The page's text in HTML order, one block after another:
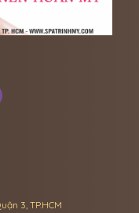
3, TP.HCM